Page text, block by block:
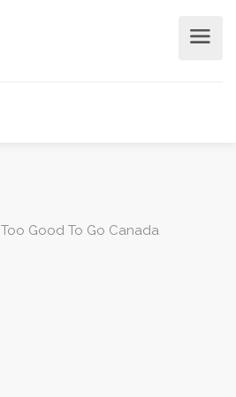
Too Good To Go Canada